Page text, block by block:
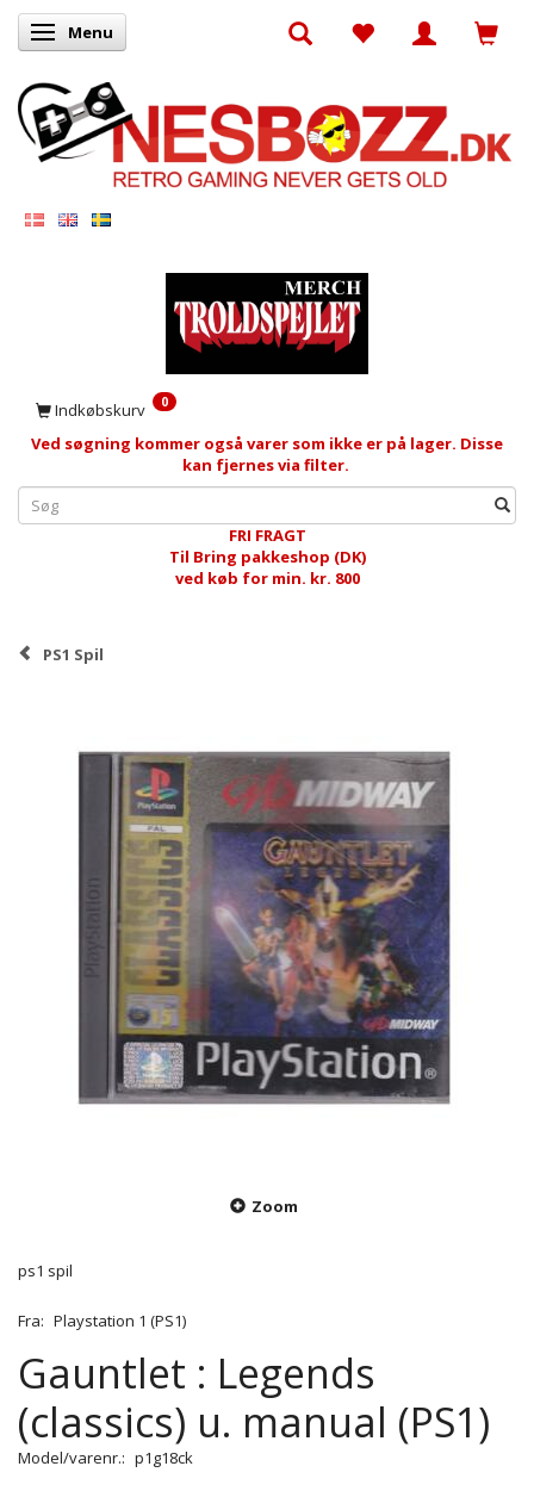
Skifte navigation
Menu
Indkøbskurv 0
Ved søgning kommer også varer som ikke er på lager. Disse
kan fjernes via filter.
FRI FRAGT
Til Bring pakkeshop (DK)
ved køb for min. kr. 800
PS1 Spil
Zoom
ps1 spil
Fra: Playstation 1 (PS1)
Gauntlet : Legends
(classics) u. manual (PS1)
Model/varenr.: p1g18ck